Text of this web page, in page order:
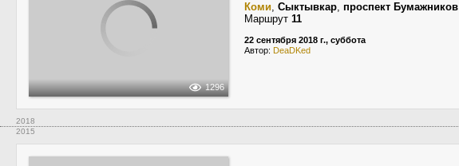
1296
Коми, Сыктывкар, проспект Бумажников
Маршрут 11
22 сентября 2018 г., суббота
Автор: DeaDKed
2018
2015